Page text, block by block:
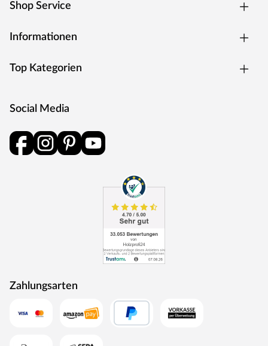
Shop Service
Informationen
Top Kategorien
Social Media
Zahlungsarten